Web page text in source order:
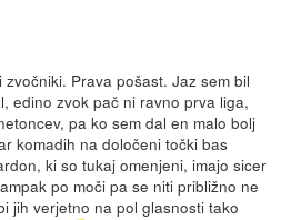
Prava pošast. Jaz sem bil
edino zvok pač ni ravno prva liga,
pa ko sem dal en malo bolj
komadih na določeni točki bas
ki so tukaj omenjeni, imajo sicer
po moči pa se niti približno ne
jih verjetno na pol glasnosti tako